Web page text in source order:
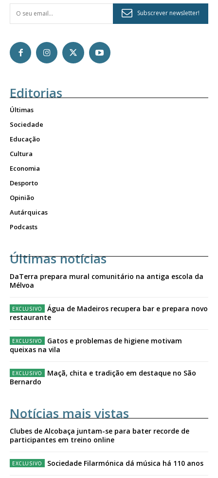
Subscrever newsletter!
Editorias
Últimas
Sociedade
Educação
Cultura
Economia
Desporto
Opinião
Autárquicas
Podcasts
Últimas notícias
DaTerra prepara mural comunitário na antiga escola da
Mélvoa
Água de Madeiros recupera bar e prepara novo
restaurante
Gatos e problemas de higiene motivam
queixas na vila
Maçã, chita e tradição em destaque no São
Bernardo
Notícias mais vistas
Clubes de Alcobaça juntam-se para bater recorde de
participantes em treino online
Sociedade Filarmónica dá música há 110 anos